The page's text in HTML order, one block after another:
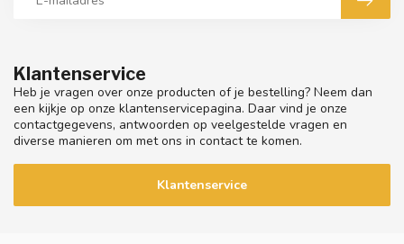
Klantenservice
Heb je vragen over onze producten of je bestelling? Neem dan
een kijkje op onze klantenservicepagina. Daar vind je onze
contactgegevens, antwoorden op veelgestelde vragen en
diverse manieren om met ons in contact te komen.
Klantenservice